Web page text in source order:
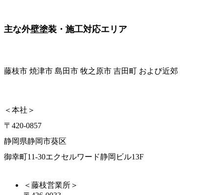
主な外壁塗装・施工対応エリア
藤枝市 焼津市 島田市 牧之原市 吉田町 および近郊
＜本社＞
〒420-0857
静岡県静岡市葵区
御幸町11-30エクセルワード静岡ビル13F
＜藤枝営業所＞